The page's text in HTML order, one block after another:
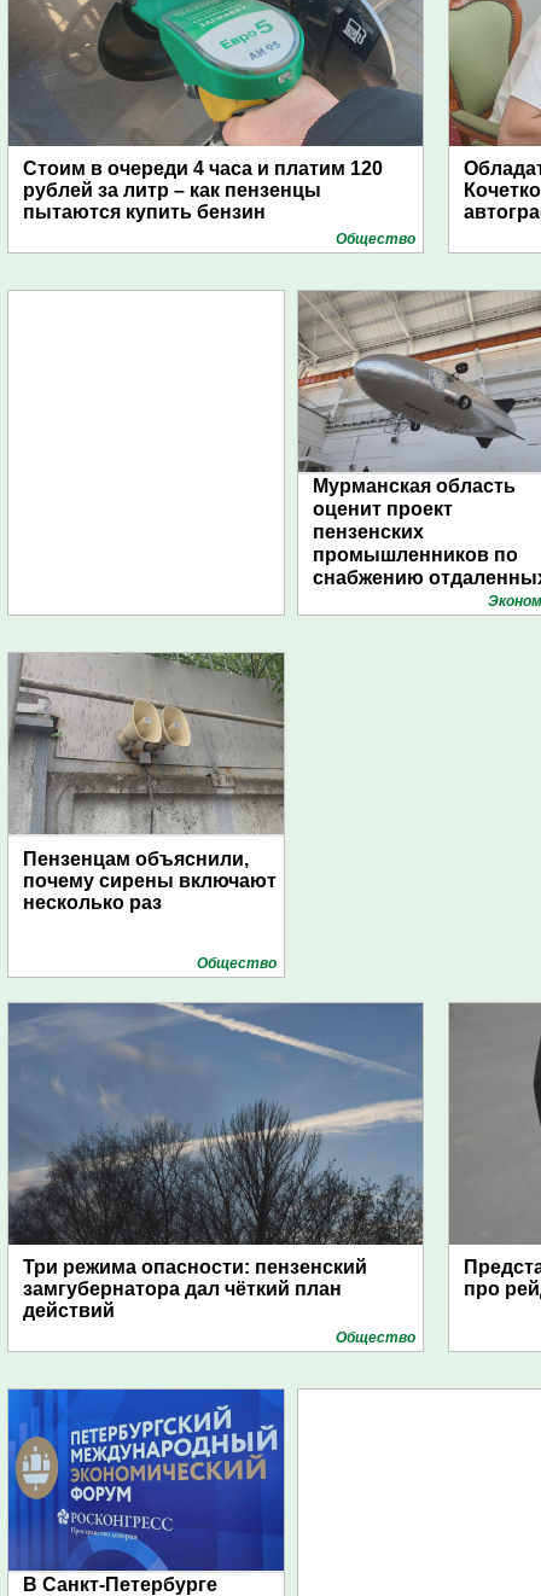
Стоим в очереди 4 часа и платим 120
рублей за литр – как пензенцы
пытаются купить бензин
Общество
Мурманская область
оценит проект
пензенских
промышленников по
снабжению
поселений с помощью
Пензенцам объяснили,
почему сирены включают
несколько раз
Общество
Три режима опасности: пензенский
замгубернатора дал чёткий план
действий
Общество
про
В Санкт-Петербурге